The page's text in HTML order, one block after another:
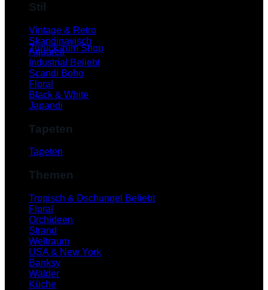
Es befinden sich keine Produkte im Warenkorb.
Zurück zum Shop
Stil
Vintage & Retro
Skandinavisch
Aquarell
Industrial
Scandi Boho
Floral
Black & White
Japandi
Tapeten
Tapeten
Themen
Tropisch & Dschungel
Floral
Orchideen
Strand
Weltraum
USA & New York
Banksy
Wälder
Küche